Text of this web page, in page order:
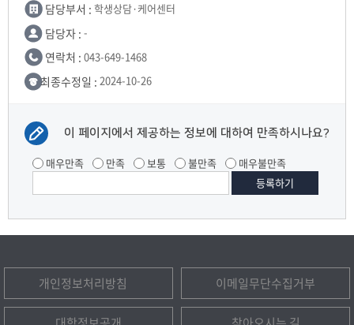
담당부서 : 학생상담·케어센터
담당자 : -
연락처 : 043-649-1468
최종수정일 : 2024-10-26
이 페이지에서 제공하는 정보에 대하여 만족하시나요?
매우만족 만족 보통 불만족 매우불만족
개인정보처리방침 이메일무단수집거부